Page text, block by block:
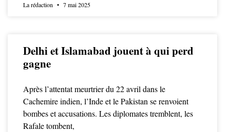
La rédaction 7 mai 2025
Delhi et Islamabad jouent à qui perd
gagne
Après l’attentat meurtrier du 22 avril dans le
Cachemire indien, l’Inde et le Pakistan se renvoient
bombes et accusations. Les diplomates tremblent, les
Rafale tombent,